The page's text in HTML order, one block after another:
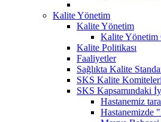
Kalite Yönetim
Kalite Yönetim
Kalite Yönetim
Kalite Politikası
Faaliyetler
Sağlıkta Kalite
SKS Kalite Komiteleri
SKS Kapsamındaki
Hastanemiz
Hastanemizde